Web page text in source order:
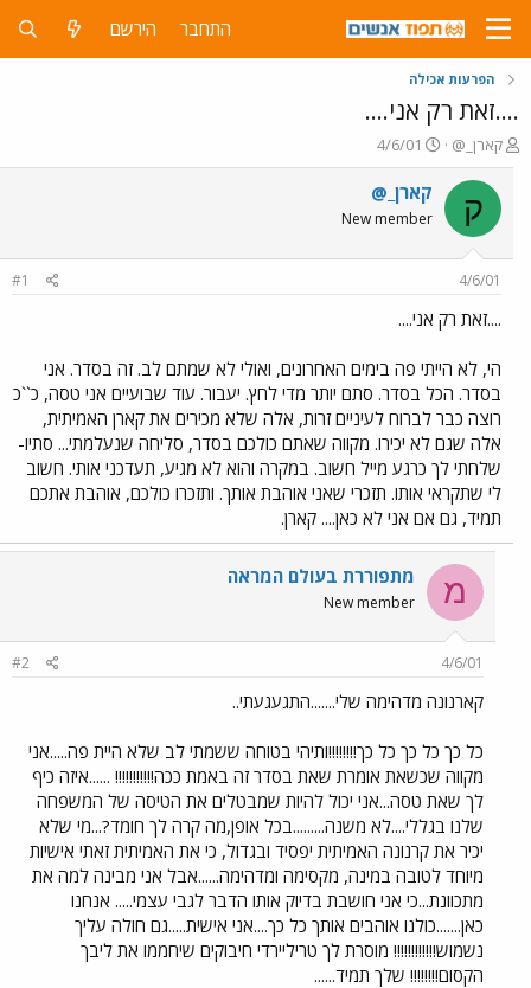
התחבר הירשם
הפרעות אכילה
....זאת רק אני....
פ
ו
ת
ח
ה
ש
קארן_@
פ
ו
ר
ס
ם
ר
4/6/01
ק קארן_@
New member
4/6/01
#1
....זאת רק אני....
הי, לא הייתי פה בימים האחרונים, ואולי לא שמתם לב. זה בסדר. אני
בסדר. הכל בסדר. סתם יותר מדי לחץ. יעבור. עוד שבועיים אני טסה, כ``כ
רוצה כבר לברוח לעיניים זרות, אלה שלא מכירים את קארן האמיתית,
אלה שגם לא יכירו. מקווה שאתם כולכם בסדר, סליחה שנעלמתי... סתיו-
שלחתי לך כרגע מייל חשוב. במקרה והוא לא מגיע, תעדכני אותי. חשוב
לי שתקראי אותו. תזכרי שאני אוהבת אותך. ותזכרו כולכם, אוהבת אתכם
תמיד, גם אם אני לא כאן.... קארן.
מ מתפוררת בעולם המראה
New member
4/6/01
#2
קארנונה מדהימה שלי.......התגעגעתי..
כל כך כל כך כל כך!!!!!!!!ותיהי בטוחה ששמתי לב שלא היית פה.....אני
מקווה שכשאת אומרת שאת בסדר זה באמת ככה!!!!!!!!!!! ......איזה כיף
לך שאת טסה...אני יכול להיות שמבטלים את הטיסה של המשפחה
שלנו בגללי....לא משנה.........בכל אופן,מה קרה לך חומד?...מי שלא
יכיר את קרנונה האמיתית יפסיד ובגדול, כי את האמיתית זאתי אישיות
מיוחד לטובה במינה, מקסימה ומדהימה......אבל אני מבינה למה את
מתכוונת...כי אני חושבת בדיוק אותו הדבר לגבי עצמי..... אנחנו
כאן.......כולנו אוהבים אותך כל כך....אני אישית.....גם חולה עליך
נשמוש!!!!!!!!!!!! מוסרת לך טריליירדי חיבוקים שיחממו את ליבך
הקסום!!!!!!!! שלך תמיד......